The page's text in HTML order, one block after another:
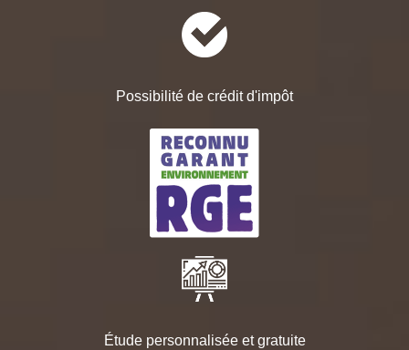
Possibilité de crédit d'impôt
Étude personnalisée et gratuite